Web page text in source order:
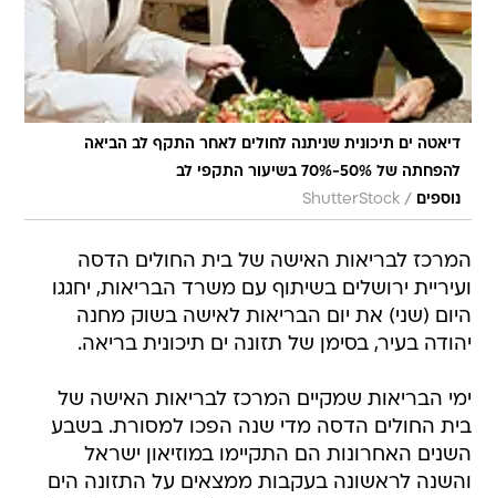
דיאטה ים תיכונית שניתנה לחולים לאחר התקף לב הביאה
להפחתה של 50%-70% בשיעור התקפי לב
נוספים
/
ShutterStock
המרכז לבריאות האישה של בית החולים הדסה
ועיריית ירושלים בשיתוף עם משרד הבריאות, יחגגו
היום (שני) את יום הבריאות לאישה בשוק מחנה
יהודה בעיר, בסימן של תזונה ים תיכונית בריאה.
ימי הבריאות שמקיים המרכז לבריאות האישה של
בית החולים הדסה מדי שנה הפכו למסורת. בשבע
השנים האחרונות הם התקיימו במוזיאון ישראל
והשנה לראשונה בעקבות ממצאים על התזונה הים